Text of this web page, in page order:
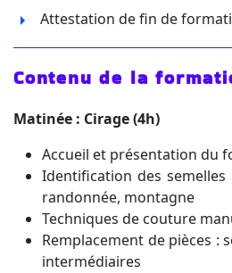
Attestation de fin de
Contenu de la
Matinée : Cirage (4h)
Accueil et présentation du
Identification des
randonnée, montagne
Techniques de couture
Remplacement de pièces :
intermédiaires